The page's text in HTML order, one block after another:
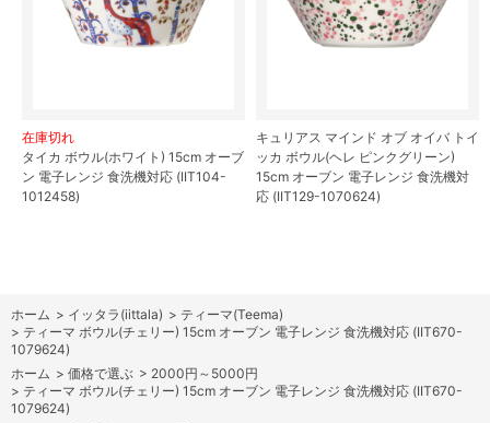
在庫切れ
タイカ ボウル(ホワイト) 15cm オーブ
ン 電子レンジ 食洗機対応 (IIT104-
1012458)
キュリアス マインド オブ オイバ トイ
ッカ ボウル(ヘレ ピンクグリーン)
15cm オーブン 電子レンジ 食洗機対
応 (IIT129-1070624)
ホーム > イッタラ(iittala) > ティーマ(Teema)
> ティーマ ボウル(チェリー) 15cm オーブン 電子レンジ 食洗機対応 (IIT670-
1079624)
ホーム > 価格で選ぶ > 2000円～5000円
> ティーマ ボウル(チェリー) 15cm オーブン 電子レンジ 食洗機対応 (IIT670-
1079624)